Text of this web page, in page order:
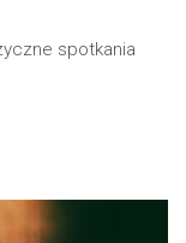
spotkania